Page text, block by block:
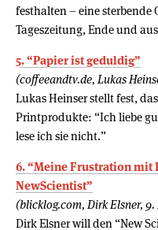
festhalten – eine sterbende
Tageszeitung, Ende und
5. “Papier ist geduldig”
(coffeeandtv.de, Lukas
Lukas Heinser stellt fest,
Printprodukte: “Ich liebe
lese ich sie nicht.”
6. “Meine Frustration mit
NewScientist”
(blicklog.com, Dirk Elsner,
Dirk Elsner will den “New